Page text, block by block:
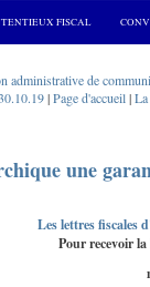
FISCAL
administrative de
|Page d'accueil|
une
Les lettres fiscales
Pour recevoir